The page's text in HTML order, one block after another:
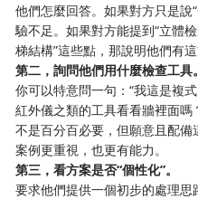
他們怎麼回答。如果對方只是說
驗不足。如果對方能提到“立體
梯結構”這些點，那說明他們有這
第二，詢問他們用什麼檢查工具。
你可以特意問一句：“我這是複
紅外儀之類的工具看看牆裡面嗎
不是百分百必要，但願意且配
案例更重視，也更有能力。
第三，看方案是否“個性化”。
要求他們提供一個初步的處理